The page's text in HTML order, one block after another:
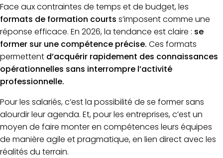
Face aux contraintes de temps et de budget, les
formats de formation courts s’imposent comme une
réponse efficace. En 2026, la tendance est claire : se
former sur une compétence précise. Ces formats
permettent d’acquérir rapidement des connaissances
opérationnelles sans interrompre l’activité
professionnelle.
Pour les salariés, c’est la possibilité de se former sans
alourdir leur agenda. Et, pour les entreprises, c’est un
moyen de faire monter en compétences leurs équipes
de manière agile et pragmatique, en lien direct avec les
réalités du terrain.